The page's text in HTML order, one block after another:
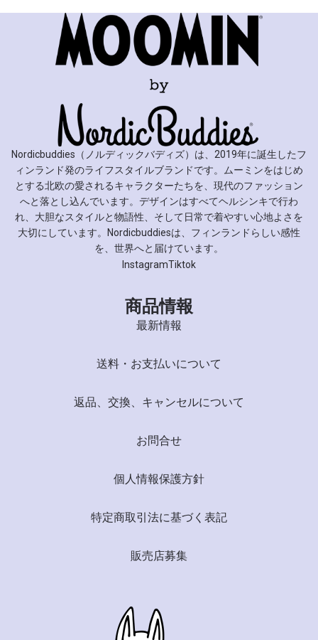
Nordicbuddies（ノルディックバディズ）は、2019年に誕生したフ
ィンランド発のライフスタイルブランドです。ムーミンをはじめ
とする北欧の愛されるキャラクターたちを、現代のファッション
へと落とし込んでいます。デザインはすべてヘルシンキで行わ
れ、大胆なスタイルと物語性、そして日常で着やすい心地よさを
大切にしています。Nordicbuddiesは、フィンランドらしい感性
を、世界へと届けています。
InstagramTiktok
商品情報
最新情報
送料・お支払いについて
返品、交換、キャンセルについて
お問合せ
個人情報保護方針
特定商取引法に基づく表記
販売店募集